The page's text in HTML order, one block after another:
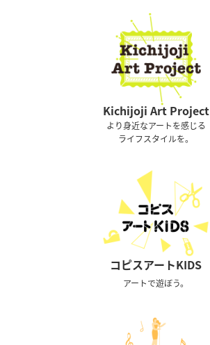
Kichijoji Art Project
より身近なアートを感じる
ライフスタイルを。
コピスアートKIDS
アートで遊ぼう。